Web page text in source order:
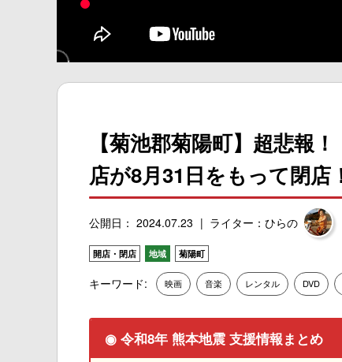
【菊池郡菊陽町】超悲報
店が8月31日をもって閉店
公開日： 2024.07.23 ライター：ひらの
開店・閉店 地域 菊陽町
キーワード: 映画 音楽 レンタル DVD
◉ 令和8年 熊本地震 支援情報まとめ